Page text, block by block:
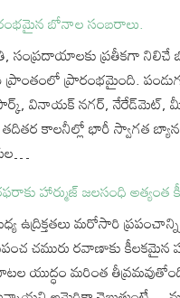
బోనాల సంబరాలు.
సంప్రదాయాలకు ప్రతీకగా
ప్రారంభమైంది.
వినాయక్ నగర్, నేరేడ్‌మెట్,
కాలనీల్లో భారీ స్వాగత
హార్ముజ్ జలసంధి అత్యంత
ఉద్రిక్తతలు మరోసారి
చమురు రవాణాకు కీలకమైన
యుద్ధం మరింత